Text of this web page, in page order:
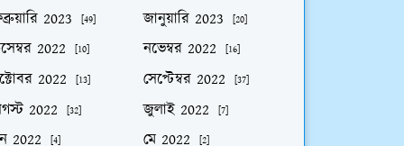
2023 [49] জানুয়ারি 2023 [20]
2022 [10] নভেম্বর 2022 [16]
2022 [13] সেপ্টেম্বর 2022 [37]
2022 [32] জুলাই 2022 [7]
2022 [4] মে 2022 [2]